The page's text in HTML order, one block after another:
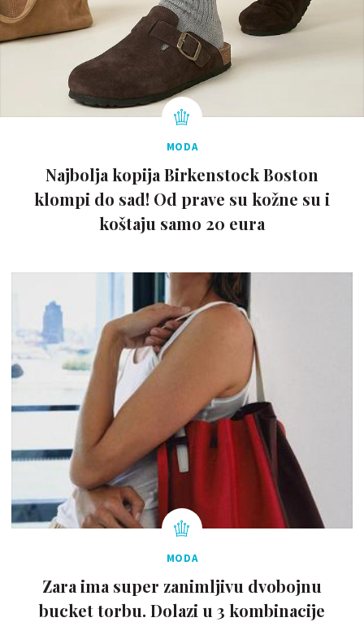
MODA
Najbolja kopija Birkenstock Boston
klompi do sad! Od prave su kožne su i
koštaju samo 20 eura
MODA
Zara ima super zanimljivu dvobojnu
bucket torbu. Dolazi u 3 kombinacije